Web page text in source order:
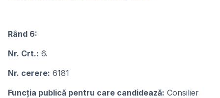
Rând 6:
Nr. Crt.: 6.
Nr. cerere: 6181
Funcţia publicǎ pentru care candideazǎ: Consilier